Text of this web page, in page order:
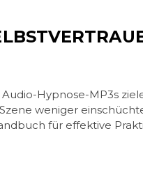
Hypnose-MP3s
weniger
für effektive